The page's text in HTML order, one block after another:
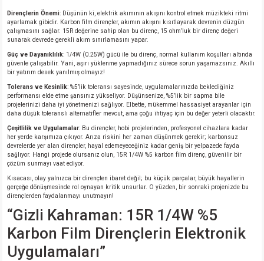
MARKA)
Dirençlerin Önemi: Düşünün ki, elektrik akımının akışını kontrol etmek müzikteki ritmi
ayarlamak gibidir. Karbon film dirençler, akımın akışını kısıtlayarak devrenin düzgün
çalışmasını sağlar. 15R değerine sahip olan bu direnç, 15 ohm’luk bir direnç değeri
sunarak devrede gerekli akım sınırlamasını yapar.
Güç ve Dayanıklılık: 1/4W (0.25W) gücü ile bu direnç, normal kullanım koşulları altında
güvenle çalışabilir. Yani, aşırı yüklenme yapmadığınız sürece sorun yaşamazsınız. Akıllı
bir yatırım desek yanılmış olmayız!
Tolerans ve Kesinlik: %5’lik toleransı sayesinde, uygulamalarınızda beklediğiniz
performansı elde etme şansınız yükseliyor. Düşünsenize, %5’lik bir sapma bile
projelerinizi daha iyi yönetmenizi sağlıyor. Elbette, mükemmel hassasiyet arayanlar için
daha düşük toleranslı alternatifler mevcut, ama çoğu ihtiyaç için bu değer yeterli olacaktır.
Çeşitlilik ve Uygulamalar: Bu dirençler, hobi projelerinden, profesyonel cihazlara kadar
her yerde karşımıza çıkıyor. Arıza riskini her zaman düşünmek gerekir; karbonsuz
devrelerde yer alan dirençler, hayal edemeyeceğiniz kadar geniş bir yelpazede fayda
sağlıyor. Hangi projede olursanız olun, 15R 1/4W %5 karbon film direnç, güvenilir bir
çözüm sunmayı vaat ediyor.
Kısacası, olay yalnızca bir dirençten ibaret değil; bu küçük parçalar, büyük hayallerin
gerçeğe dönüşmesinde rol oynayan kritik unsurlar. O yüzden, bir sonraki projenizde bu
dirençlerden faydalanmayı unutmayın!
“Gizli Kahraman: 15R 1/4W %5
Karbon Film Dirençlerin Elektronik
Uygulamaları”